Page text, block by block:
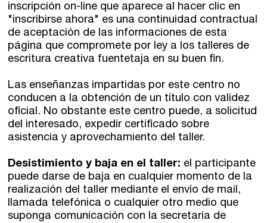
inscripción on-line que aparece al hacer clic en
"inscribirse ahora" es una continuidad contractual
de aceptación de las informaciones de esta
página que compromete por ley a los talleres de
escritura creativa fuentetaja en su buen fin.
Las enseñanzas impartidas por este centro no
conducen a la obtención de un título con validez
oficial. No obstante este centro puede, a solicitud
del interesado, expedir certificado sobre
asistencia y aprovechamiento del taller.
Desistimiento y baja en el taller: el participante
puede darse de baja en cualquier momento de la
realización del taller mediante el envío de mail,
llamada telefónica o cualquier otro medio que
suponga comunicación con la secretaría de